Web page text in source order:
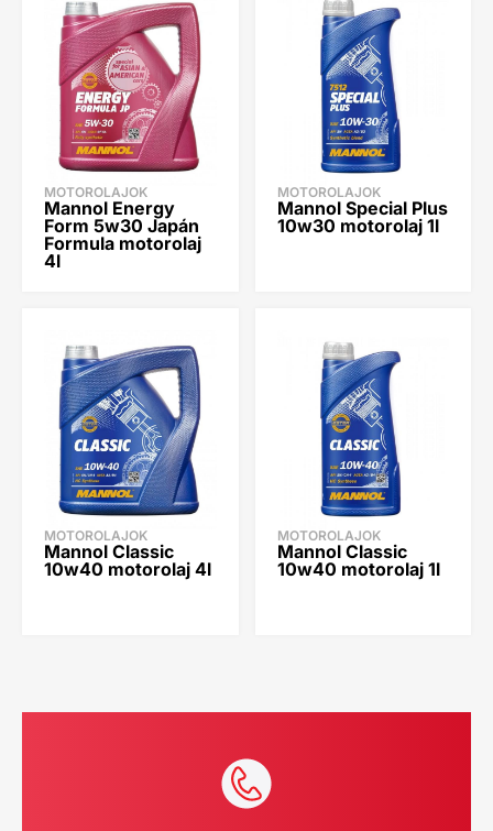
MOTOROLAJOK
Mannol Energy
Form 5w30 Japán
Formula motorolaj
4l
MOTOROLAJOK
Mannol Special Plus
10w30 motorolaj 1l
MOTOROLAJOK
Mannol Classic
10w40 motorolaj 4l
MOTOROLAJOK
Mannol Classic
10w40 motorolaj 1l